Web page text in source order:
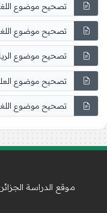
تصحيح موضوع اللغة الإسبانية
تصحيح موضوع اللغة الإيطالية
تصحيح موضوع الرياضيات
تصحيح موضوع العلوم
تصحيح موضوع اللغة
موقع الدراسة